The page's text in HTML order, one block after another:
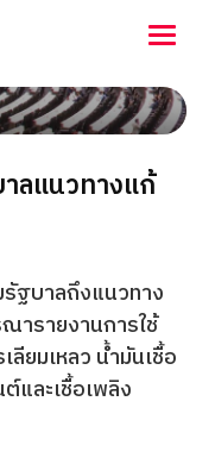
ลแนวทางแก้
ฐบาลถึงแนวทาง
ารายงานการใช้
ยมเหลว น้ำมันเชื้อ
และเชื้อเพลิง